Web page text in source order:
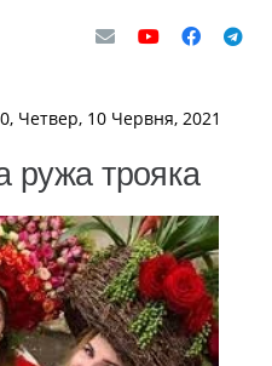
Четвер, 10 Червня, 2021
трояка